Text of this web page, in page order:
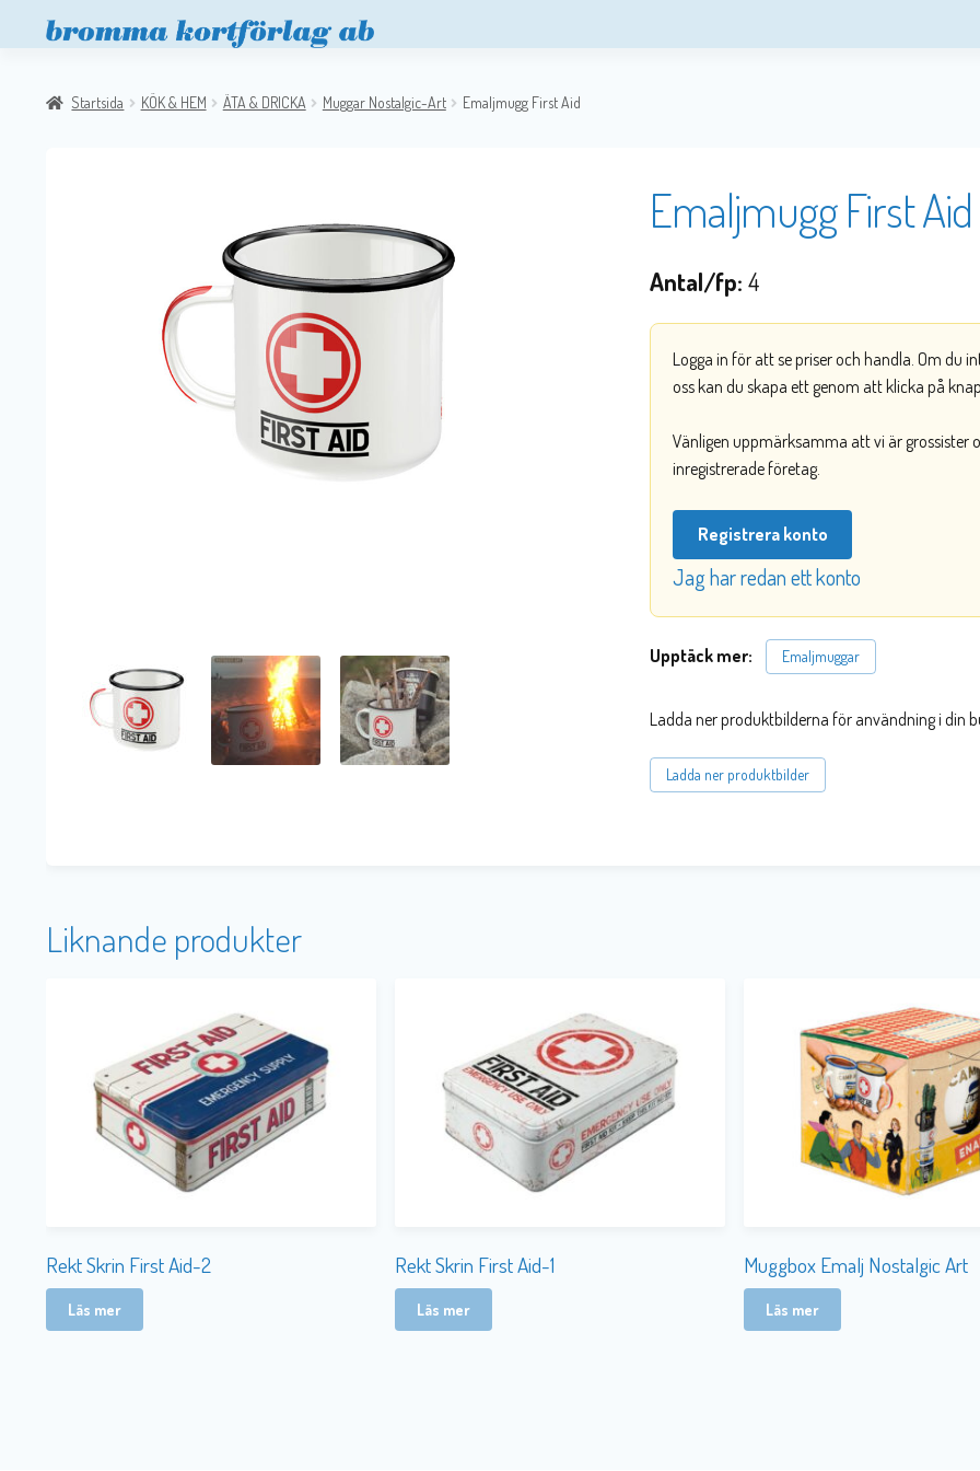
Startsida KÖK & HEM ÄTA & DRICKA Muggar Nostalgic-Art Emaljmugg First Aid
Emaljmugg First Aid
Antal/fp: 4
Logga in för att se priser och handla. Om du
oss kan du skapa ett genom att klicka på
Vänligen uppmärksamma att vi är grossister
inregistrerade företag.
Registrera konto
Jag har redan ett konto
Upptäck mer: Emaljmuggar
Ladda ner produktbilderna för användning i din
Ladda ner produktbilder
Liknande produkter
Rekt Skrin First Aid-2
Läs mer
Rekt Skrin First Aid-1
Läs mer
Muggbox Emalj Nostalgic Art
Läs mer